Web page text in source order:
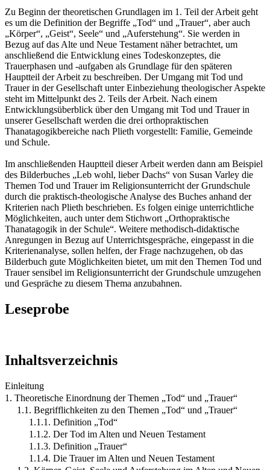
Zu Beginn der theoretischen Grundlagen im 1. Teil der Arbeit geht
es um die Definition der Begriffe „Tod“ und „Trauer“, aber auch
„Körper“, „Geist“, Seele“ und „Auferstehung“. Sie werden in
Bezug auf das Alte und Neue Testament näher betrachtet, um
anschließend die Entwicklung eines Todeskonzeptes, die
Trauerphasen und -aufgaben als Grundlage für den späteren
Hauptteil der Arbeit zu beschreiben. Der Umgang mit Tod und
Trauer in der Gesellschaft unter Einbeziehung theologischer Aspekte
steht im Mittelpunkt des 2. Teils der Arbeit. Nach einem
Entwicklungsüberblick über den Umgang mit Tod und Trauer in
unserer Gesellschaft werden die drei orthopraktischen
Thanatagogikbereiche nach Plieth vorgestellt: Familie, Gemeinde
und Schule.
Im anschließenden Hauptteil dieser Arbeit werden dann am Beispiel
des Bilderbuches „Leb wohl, lieber Dachs“ von Susan Varley die
Themen Tod und Trauer im Religionsunterricht der Grundschule
durch die praktisch-theologische Analyse des Buches anhand der
Kriterien nach Plieth beschrieben. Es folgen einige unterrichtliche
Möglichkeiten, auch unter dem Stichwort „Orthopraktische
Thanatagogik in der Schule“. Weitere methodisch-didaktische
Anregungen in Bezug auf Unterrichtsgespräche, eingepasst in die
Kriterienanalyse, sollen helfen, der Frage nachzugehen, ob das
Bilderbuch gute Möglichkeiten bietet, um mit den Themen Tod und
Trauer sensibel im Religionsunterricht der Grundschule umzugehen
und Gespräche zu diesem Thema anzubahnen.
Leseprobe
Inhaltsverzeichnis
Einleitung
1. Theoretische Einordnung der Themen „Tod“ und „Trauer“
1.1. Begrifflichkeiten zu den Themen „Tod“ und „Trauer“
1.1.1. Definition „Tod“
1.1.2. Der Tod im Alten und Neuen Testament
1.1.3. Definition „Trauer“
1.1.4. Die Trauer im Alten und Neuen Testament